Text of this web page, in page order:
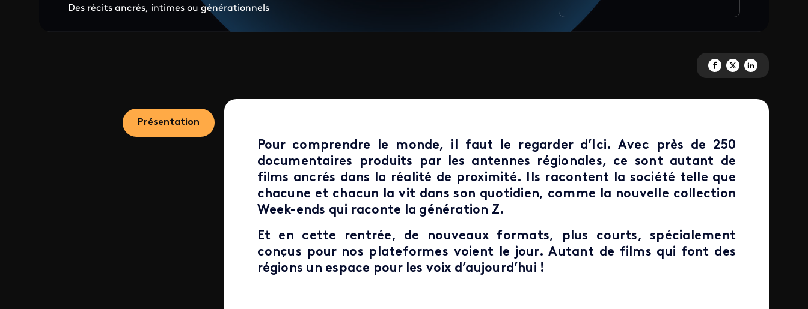
Des récits ancrés, intimes ou générationnels
Partagez 'Regarder d'ici pour
Partagez 'Regarder d'ici
Partagez
Présentation
Pour comprendre le monde, il faut le regarder d’Ici. Avec près de 250
documentaires produits par les antennes régionales, ce sont autant de
films ancrés dans la réalité de proximité. Ils racontent la société telle que
chacune et chacun la vit dans son quotidien, comme la nouvelle collection
Week-ends qui raconte la génération Z.
Et en cette rentrée, de nouveaux formats, plus courts, spécialement
conçus pour nos plateformes voient le jour. Autant de films qui font des
régions un espace pour les voix d’aujourd’hui !